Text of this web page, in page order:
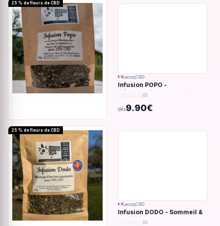
25 % de fleurs de CBD
LecoqCBD
Infusion POPO -
Inflammations du système
digestif - 32g
(0)
dès9.90€
25 % de fleurs de CBD
LecoqCBD
Infusion DODO - Sommeil &
anxiété - 32g
(0)